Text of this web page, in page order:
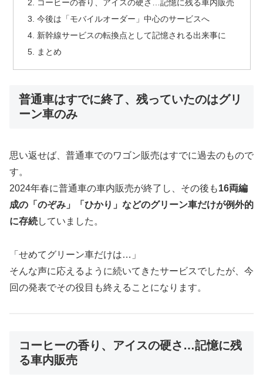
コーヒーの香り、アイスの硬さ…記憶に残る車内販売
今後は「モバイルオーダー」中心のサービスへ
新幹線サービスの転換点として記憶される出来事に
まとめ
普通車はすでに終了、残っていたのはグリ
ーン車のみ
思い返せば、普通車でのワゴン販売はすでに過去のもので
す。
2024年春に普通車の車内販売が終了し、その後も16両編
成の「のぞみ」「ひかり」などのグリーン車だけが例外的
に存続していました。
「せめてグリーン車だけは…」
そんな声に応えるように続いてきたサービスでしたが、今
回の発表でその役目も終えることになります。
コーヒーの香り、アイスの硬さ…記憶に残
る車内販売